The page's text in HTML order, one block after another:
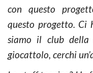
con questo
questo progetto. Ci
siamo il club della
giocattolo, cerchi